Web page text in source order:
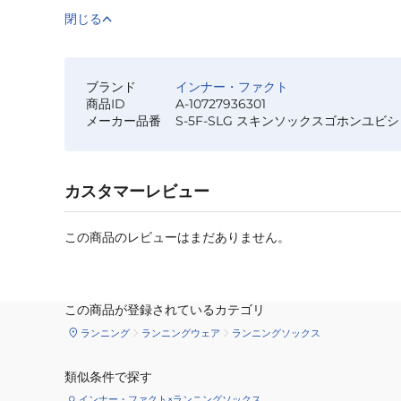
閉じる
ブランド
インナー・ファクト
商品ID
A-10727936301
メーカー品番
S-5F-SLG スキンソックスゴホンユビシ
カスタマーレビュー
この商品のレビューはまだありません。
この商品が登録されているカテゴリ
ランニング ランニングウェア ランニングソックス
類似条件で探す